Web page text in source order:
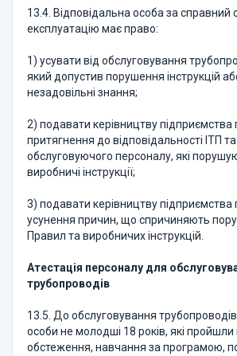
13.4. Відповідальна особа за справний
експлуатацію має право:
1) усувати від обслуговування
який допустив порушення інструкцій
незадовільні знання;
2) подавати керівництву підприємства
притягнення до відповідальності ІТП та
обслуговуючого персоналу, які
виробничі інструкції;
3) подавати керівництву підприємства
усунення причин, що спричиняють
Правил та виробничих інструкцій.
Атестація персоналу для
трубопроводів
13.5. До обслуговування
особи не молодші 18 років, які
обстеження, навчання за програмою,